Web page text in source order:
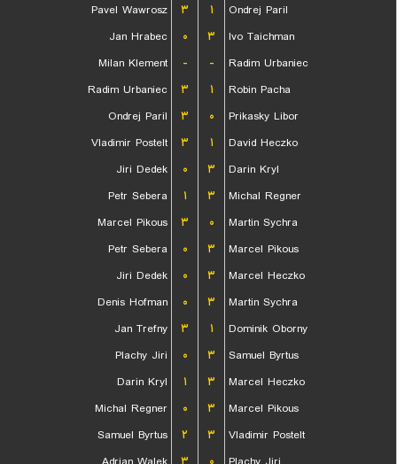
Pavel Wawrosz
۳ ۱
Ondrej Paril
Jan Hrabec
۰ ۳
Ivo Taichman
Milan Klement
- -
Radim Urbaniec
Radim Urbaniec
۳ ۱
Robin Pacha
Ondrej Paril
۳ ۰
Prikasky Libor
Vladimir Postelt
۳ ۱
David Heczko
Jiri Dedek
۰ ۳
Darin Kryl
Petr Sebera
۱ ۳
Michal Regner
Marcel Pikous
۳ ۰
Martin Sychra
Petr Sebera
۰ ۳
Marcel Pikous
Jiri Dedek
۰ ۳
Marcel Heczko
Denis Hofman
۰ ۳
Martin Sychra
Jan Trefny
۳ ۱
Dominik Oborny
Plachy Jiri
۰ ۳
Samuel Byrtus
Darin Kryl
۱ ۳
Marcel Heczko
Michal Regner
۰ ۳
Marcel Pikous
Samuel Byrtus
۲ ۳
Vladimir Postelt